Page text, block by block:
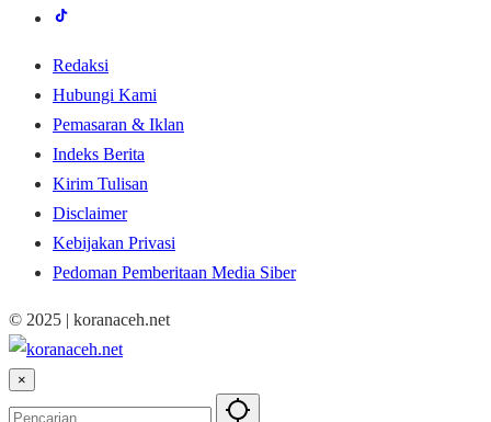
Redaksi
Hubungi Kami
Pemasaran & Iklan
Indeks Berita
Kirim Tulisan
Disclaimer
Kebijakan Privasi
Pedoman Pemberitaan Media Siber
© 2025 | koranaceh.net
×